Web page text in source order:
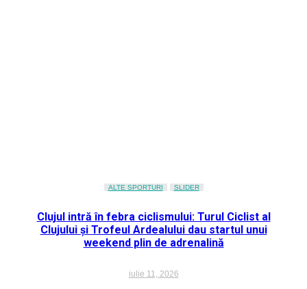
ALTE SPORTURI SLIDER
Clujul intră în febra ciclismului: Turul Ciclist al
Clujului și Trofeul Ardealului dau startul unui
weekend plin de adrenalină
iulie 11, 2026